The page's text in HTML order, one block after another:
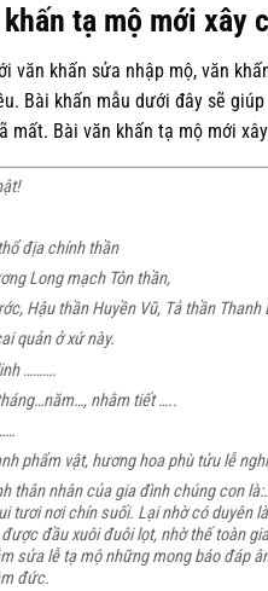
tạ mộ mới xây
văn khấn sửa nhập mộ, văn
Bài khấn mẫu dưới đây sẽ
mất. Bài văn khấn tạ mộ mới
địa chính thần
Long mạch Tôn thần,
Hậu thần Huyền Vũ, Tả thần
quản ở xứ này.
……….
nhằm tiết …..
phẩm vật, hương hoa phù tửu lễ
thân nhân của gia đình chúng con
tươi nơi chín suối. Lại nhờ có duyên
đầu xuôi đuôi lọt, nhờ thế toàn
sửa lễ tạ mộ những mong báo đáp
đức.